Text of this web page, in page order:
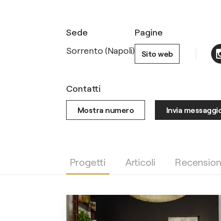
Sede
Sorrento (Napoli)
Pagine
Sito web
Contatti
Mostra numero Invia
Progetti Articoli